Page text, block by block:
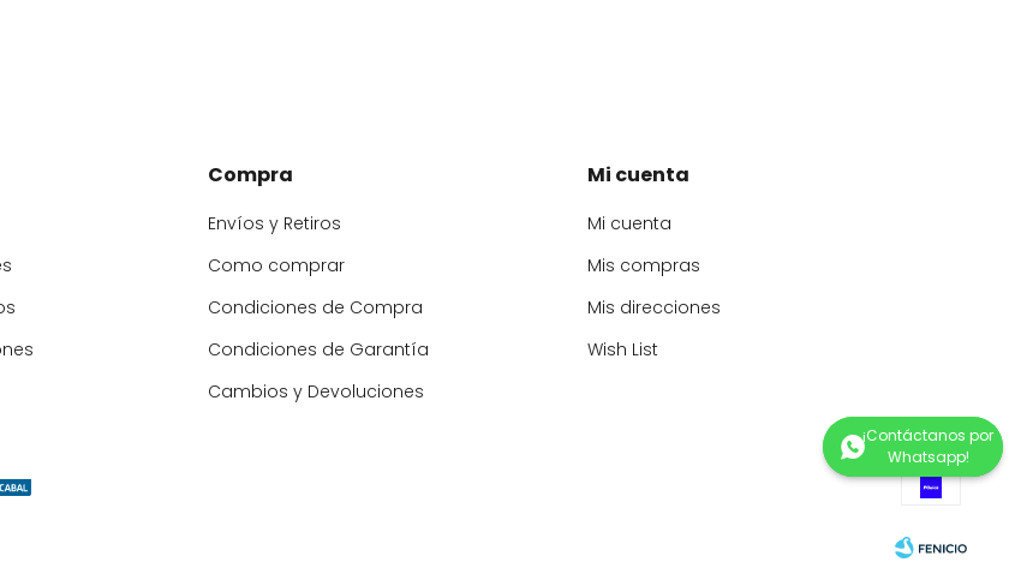
Compra
Envíos y Retiros
Como comprar
Condiciones de Compra
Condiciones de Garantía
Cambios y Devoluciones
Mi cuenta
Mi cuenta
Mis compras
Mis direcciones
Wish List